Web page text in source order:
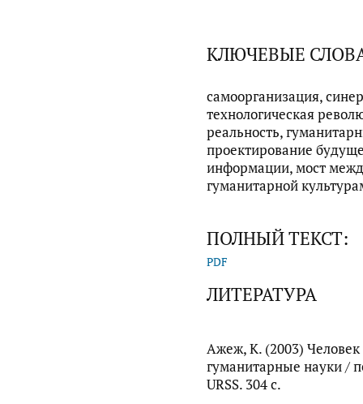
КЛЮЧЕВЫЕ
самоорганизация,
технологическая
реальность,
проектирование
информации, мост
гуманитарной
ПОЛНЫЙ ТЕКСТ:
PDF
ЛИТЕРАТУРА
Ажеж, К. (2003)
гуманитарные науки /
URSS. 304 с.